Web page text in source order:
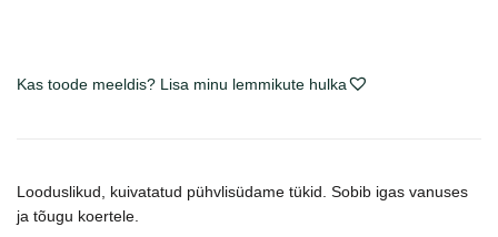
100
Kas toode meeldis? Lisa minu lemmikute hulka
Looduslikud, kuivatatud pühvlisüdame tükid. Sobib igas vanuses
ja tõugu koertele.